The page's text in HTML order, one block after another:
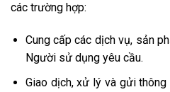
các trường hợp:
Cung cấp các dịch vụ, sản
Người sử dụng yêu cầu.
Giao dịch, xử lý và gửi